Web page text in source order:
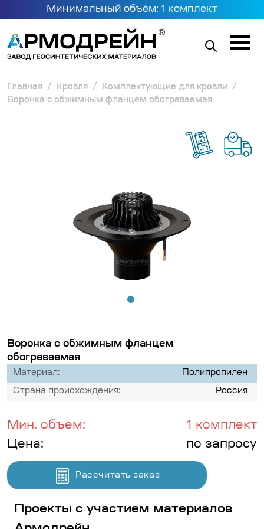
Главная Кровля
Комплектующие для кровли
Воронка с обжимным фланцем обогреваемая
Воронка с обжимным фланцем
обогреваемая
Материал: Полипропилен
Страна происхождения: Россия
Мин. объем:
1 комплект
Цена:
по запросу
Рассчитать заказ
Проекты с участием материалов
Минимальный объём: 1 комплект